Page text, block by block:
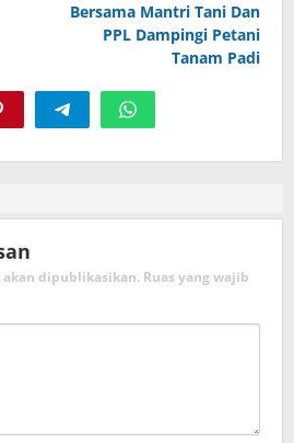
Bersama Mantri Tani Dan
PPL Dampingi Petani
Tanam Padi
dipublikasikan. Ruas yang wajib